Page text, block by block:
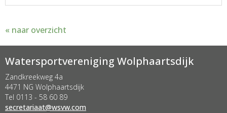
« naar overzicht
Watersportvereniging Wolphaartsdijk
Zandkreekweg 4a
4471 NG Wolphaartsdijk
Tel 0113 - 58 60 89
taairaterces@wsvw.com